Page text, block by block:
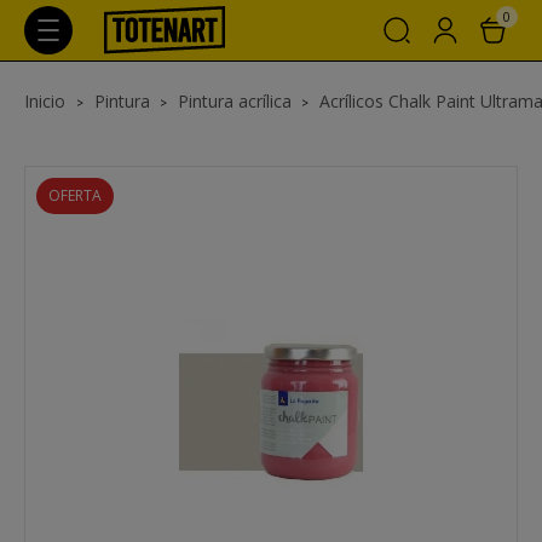
0
Inicio Pintura Pintura acrílica Acrílicos Chalk Paint
OFERTA